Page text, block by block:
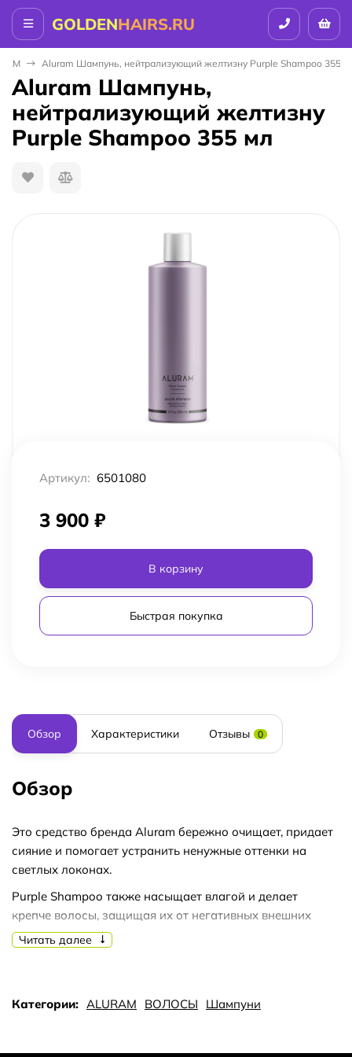
GOLDENHAIRS.RU
Aluram Шампунь, нейтрализующий желтизну Purple Shampoo 355
Aluram Шампунь,
нейтрализующий желтизну
Purple Shampoo 355 мл
Артикул: 6501080
3 900 ₽
В корзину
Быстрая покупка
Обзор Характеристики Отзывы 0
Обзор
Это средство бренда Aluram бережно очищает, придает
сияние и помогает устранить ненужные оттенки на
светлых локонах.
Purple Shampoo также насыщает влагой и делает
крепче волосы, защищая их от негативных внешних
факторов, и актуален для седых волос.
В Aluram Purple Shampoo входят: лимонная кислота,
Читать далее
Категории: ALURAM ВОЛОСЫ Шампуни